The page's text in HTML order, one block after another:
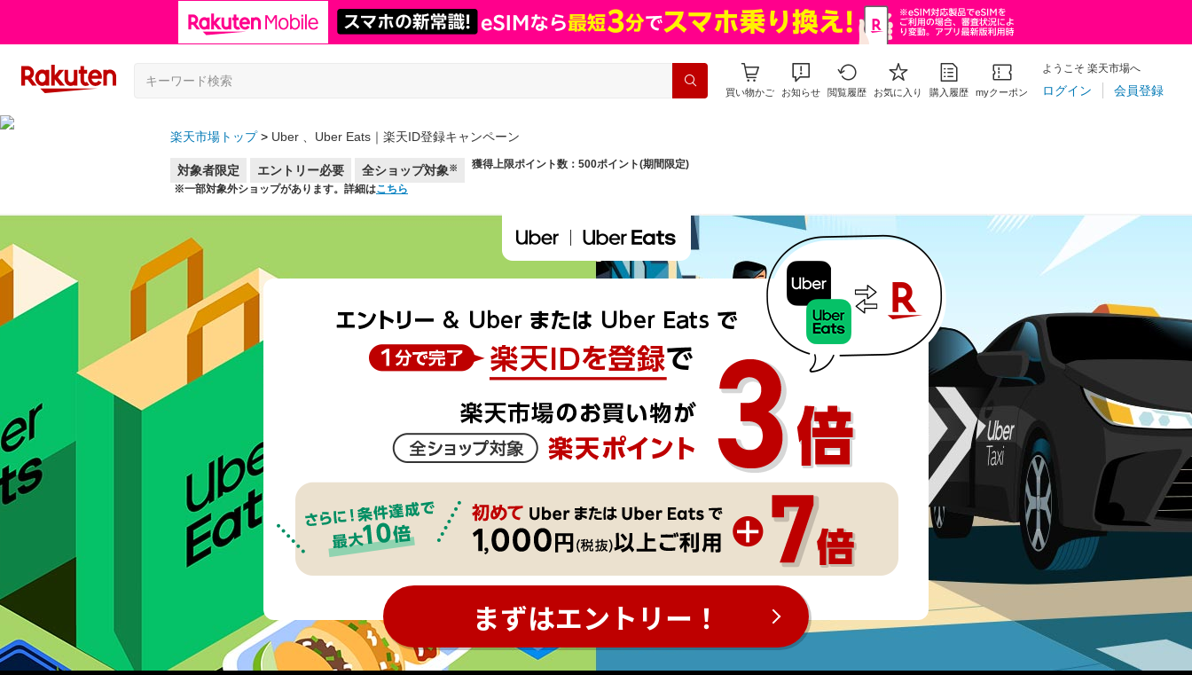
買い物かご お知らせ 閲覧履歴 お気に入り 購入履歴 myクーポン
ようこそ 楽天市場へ
ログイン 会員登録
楽天市場トップ Uber 、Uber Eats｜楽天ID登録キャンペーン
対象者限定 エントリー必要 全ショップ対象※
※一部対象外ショップがあります。詳細はこちら
獲得上限ポイント数：500ポイント(期間限定)
まずはエントリー！